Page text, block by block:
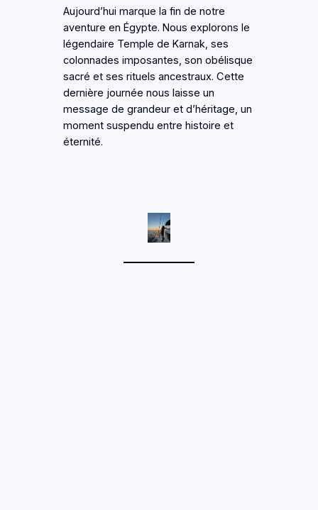
Aujourd’hui marque la fin de notre
aventure en Égypte. Nous explorons le
légendaire Temple de Karnak, ses
colonnades imposantes, son obélisque
sacré et ses rituels ancestraux. Cette
dernière journée nous laisse un
message de grandeur et d’héritage, un
moment suspendu entre histoire et
éternité.